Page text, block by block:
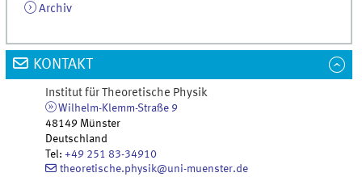
Archiv
KONTAKT
Institut für Theoretische Physik
Wilhelm-Klemm-Straße 9
48149 Münster
Deutschland
Tel:+49 251 83-34910
theoretische.physik@uni-muenster.de